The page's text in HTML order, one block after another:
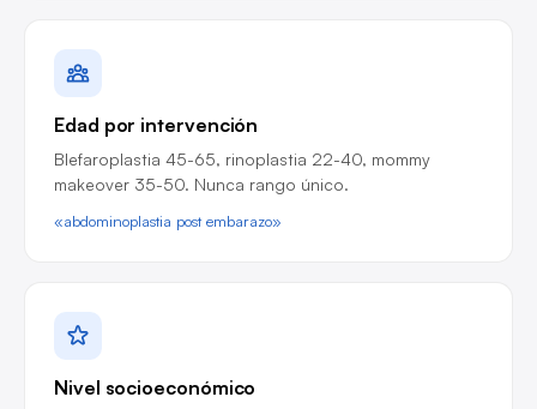
Edad por intervención
Blefaroplastia 45-65, rinoplastia 22-40, mommy
makeover 35-50. Nunca rango único.
«abdominoplastia post embarazo»
Nivel socioeconómico